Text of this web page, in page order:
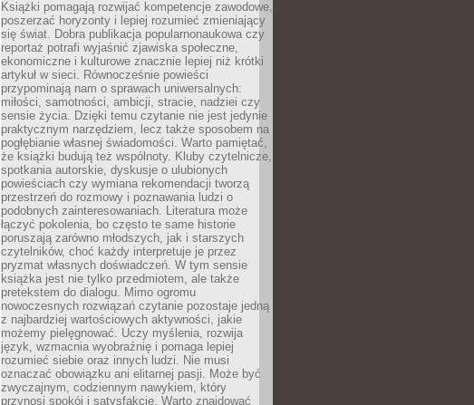
Książki pomagają rozwijać kompetencje zawodowe,
poszerzać horyzonty i lepiej rozumieć zmieniający
się świat. Dobra publikacja popularnonaukowa czy
reportaż potrafi wyjaśnić zjawiska społeczne,
ekonomiczne i kulturowe znacznie lepiej niż krótki
artykuł w sieci. Równocześnie powieści
przypominają nam o sprawach uniwersalnych:
miłości, samotności, ambicji, stracie, nadziei czy
sensie życia. Dzięki temu czytanie nie jest jedynie
praktycznym narzędziem, lecz także sposobem na
pogłębianie własnej świadomości. Warto pamiętać,
że książki budują też wspólnoty. Kluby czytelnicze,
spotkania autorskie, dyskusje o ulubionych
powieściach czy wymiana rekomendacji tworzą
przestrzeń do rozmowy i poznawania ludzi o
podobnych zainteresowaniach. Literatura może
łączyć pokolenia, bo często te same historie
poruszają zarówno młodszych, jak i starszych
czytelników, choć każdy interpretuje je przez
pryzmat własnych doświadczeń. W tym sensie
książka jest nie tylko przedmiotem, ale także
pretekstem do dialogu. Mimo ogromu
nowoczesnych rozwiązań czytanie pozostaje jedną
z najbardziej wartościowych aktywności, jakie
możemy pielęgnować. Uczy myślenia, rozwija
język, wzmacnia wyobraźnię i pomaga lepiej
rozumieć siebie oraz innych ludzi. Nie musi
oznaczać obowiązku ani elitarnej pasji. Może być
zwyczajnym, codziennym nawykiem, który
przynosi spokój i satysfakcję. Warto znajdować